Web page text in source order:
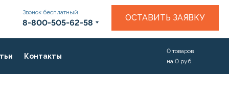
Звонок бесплатный
8-800-505-62-58
ОСТАВИТЬ ЗАЯВКУ
Контакты
0 товаров
на 0 руб.